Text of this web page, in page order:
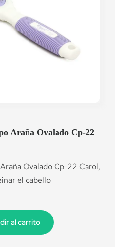
Araña Ovalado Cp-22
Ovalado Cp-22 Carol,
el cabello
al carrito